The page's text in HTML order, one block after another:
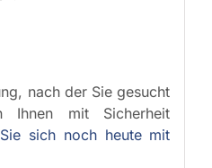
nach der Sie gesucht
Ihnen mit Sicherheit
sich noch heute mit